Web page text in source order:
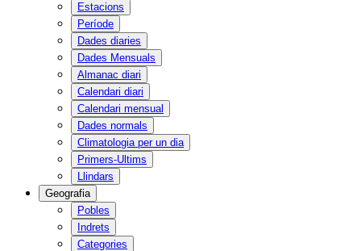
Estacions
Període
Dades diaries
Dades Mensuals
Almanac diari
Calendari diari
Calendari mensual
Dades normals
Climatologia per un dia
Primers-Ultims
Llindars
Geografia
Pobles
Indrets
Categories